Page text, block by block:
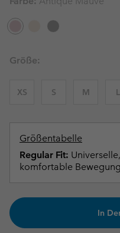
Größe:
XS S M L
Größentabelle
Regular Fit:
komfortable
In